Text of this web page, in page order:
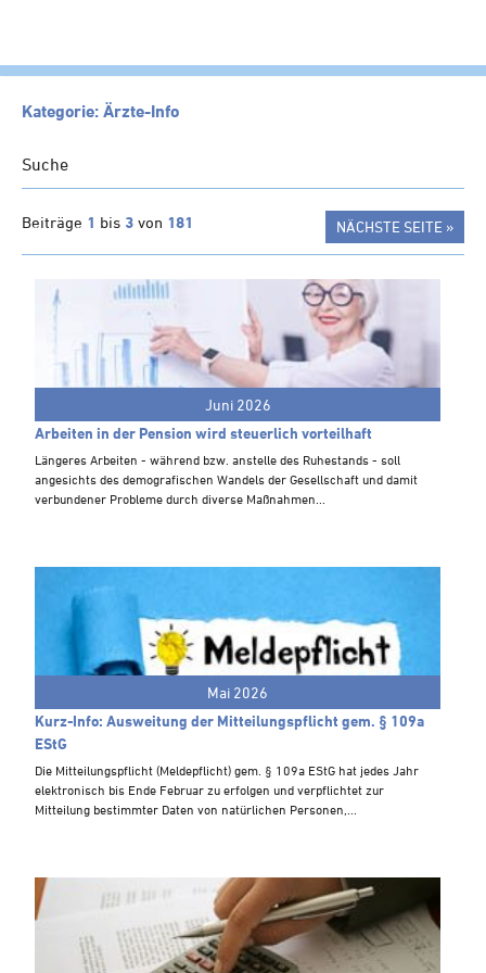
NEWS
Klienten-Info
Management-Info
Ärzte-Info
Gastronomie-Info
Vermieter-Info
Landwirte-Info
Steuern A-Z
Kategorie: Ärzte-Info
Suche
Beiträge 1 bis 3 von 181 NÄCHSTE SEITE »
Juni 2026
Arbeiten in der Pension wird steuerlich vorteilhaft
Längeres Arbeiten - während bzw. anstelle des Ruhestands - soll
angesichts des demografischen Wandels der Gesellschaft und damit
verbundener Probleme durch diverse Maßnahmen...
Mai 2026
Kurz-Info: Ausweitung der Mitteilungspflicht gem. § 109a
EStG
Die Mitteilungspflicht (Meldepflicht) gem. § 109a EStG hat jedes Jahr
elektronisch bis Ende Februar zu erfolgen und verpflichtet zur
Mitteilung bestimmter Daten von natürlichen Personen,...